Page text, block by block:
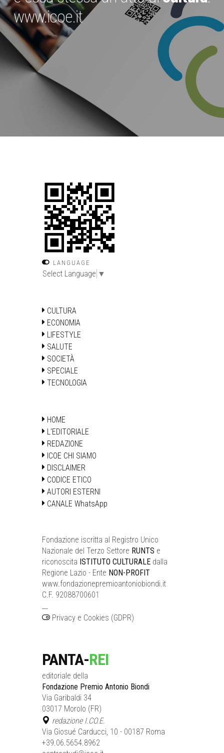
www.icoe.it
LANGUAGE
Select Language ▼
CULTURA
ECONOMIA
LIFESTYLE
SALUTE
SOCIETÀ
SPECIALE
TECNOLOGIA
HOME
L'EDITORIALE
REDAZIONE
ICOE CHI SIAMO
DISCLAIMER
CODICE ETICO
AUTORI ESTERNI
CANALE WhatsApp
Fondazione iscritta al Registro Unico
Nazionale del Terzo Settore RUNTS e
riconoscita ISTITUTO CULTURALE dalla
Regione Lazio - Ente NON-PROFIT
www.fondazionepremioantoniobiondi.it
C.F. 92088700601
Privacy e Cookies (GDPR)
PANTA-REI
editoriale della
Fondazione Premio Antonio Biondi
Via Garibaldi 34
03017 Morolo (FR)
redazione I.CO.E.
Via Giosué Carducci, 10 - 00187 Roma
+39.06.5654.8962